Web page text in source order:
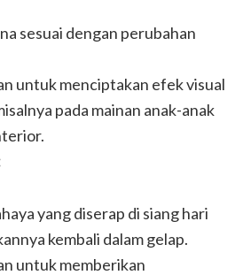
sesuai dengan perubahan
untuk menciptakan efek visual
pada mainan anak-anak
yang diserap di siang hari
kembali dalam gelap.
untuk memberikan